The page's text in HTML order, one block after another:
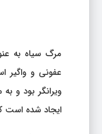
ویرانگر بود و
ایجاد شده است